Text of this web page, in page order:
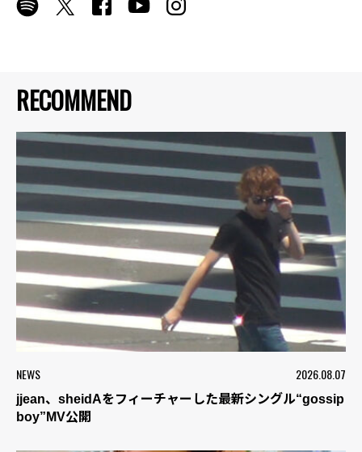
RECOMMEND
NEWS 2026.08.07
jjean、sheidAをフィーチャーした最新シングル“gossip
boy”MV公開